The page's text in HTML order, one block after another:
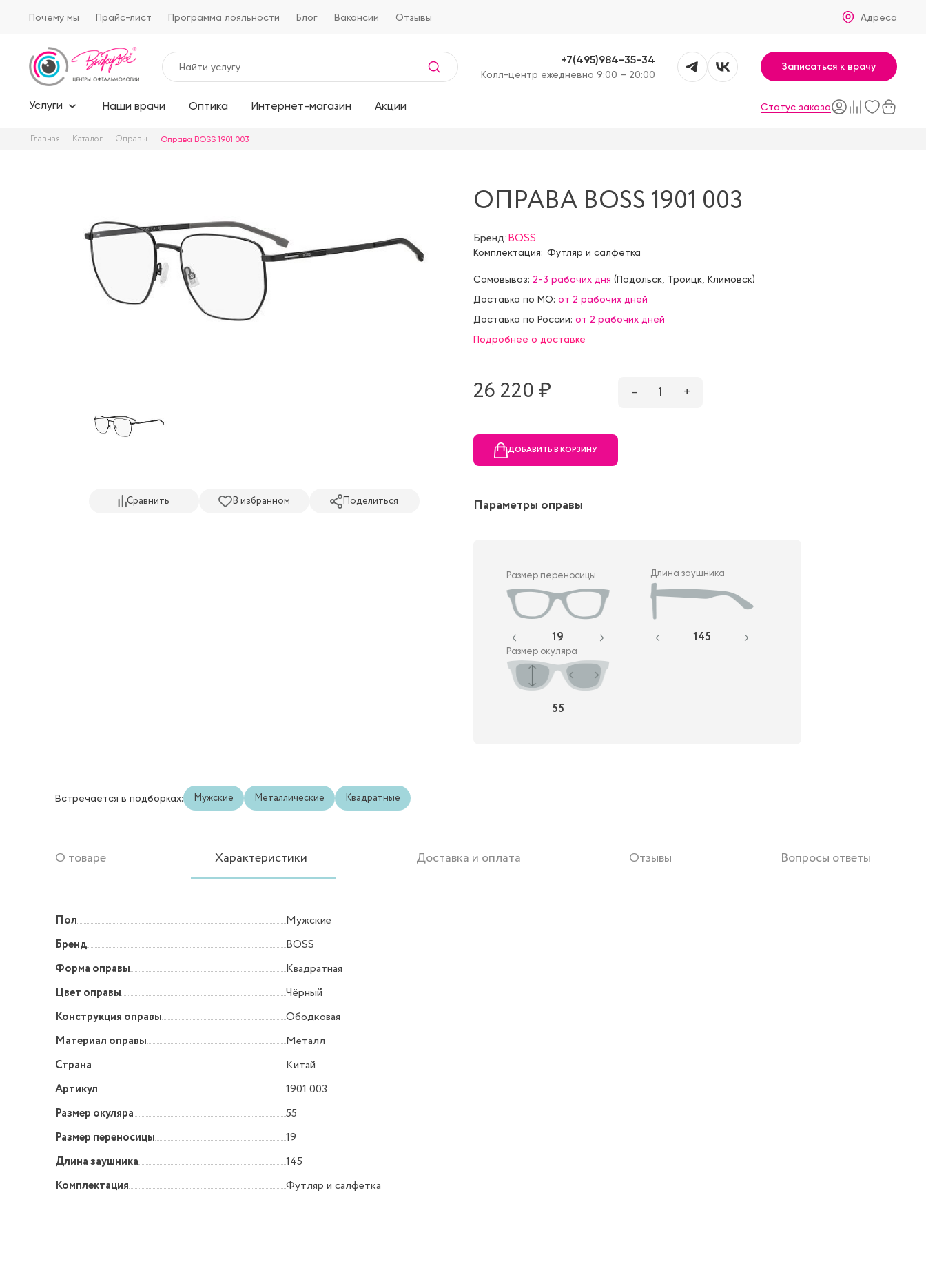
Почему мы Прайс-лист Программа лояльности Блог Вакансии Отзывы Адреса
+7(495)984-35-34
Kолл-центр ежедневно 9:00 – 20:00
Записаться к врачу
Услуги Наши врачи Оптика Интернет-магазин Акции Статус заказа
Главная Каталог Оправы Оправа BOSS 1901 003
Сравнить В избранном Поделиться
ОПРАВА BOSS 1901 003
Бренд:BOSS
Комплектация: Футляр и салфетка
Самовывоз: 2-3 рабочих дня (Подольск, Троицк, Климовск)
Доставка по МО: от 2 рабочих дней
Доставка по России: от 2 рабочих дней
Подробнее о доставке
26 220 ₷ – 1 +
ДОБАВИТЬ В КОРЗИНУ
Параметры оправы
Размер переносицы
19
Длина заушника
145
Размер окуляра
55
Встречается в подборках: Мужские Металлические Квадратные
О товаре Характеристики Доставка и оплата Отзывы Вопросы ответы
Пол
Мужские
Бренд
BOSS
Форма оправы
Квадратная
Цвет оправы
Чёрный
Конструкция оправы
Ободковая
Материал оправы
Металл
Страна
Китай
Артикул
1901 003
Размер окуляра
55
Размер переносицы
19
Длина заушника
145
Комплектация
Футляр и салфетка